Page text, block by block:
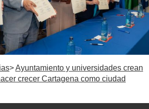
Ayuntamiento y universidades crean
crecer Cartagena como ciudad